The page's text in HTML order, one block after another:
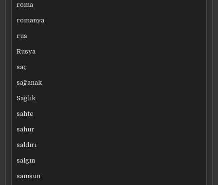
roma
romanya
rus
Rusya
saç
sağanak
Sağlık
sahte
sahur
saldırı
salgın
samsun